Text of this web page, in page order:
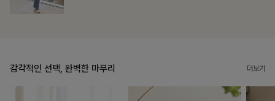
감각적인 선택, 완벽한 마무리 더보기